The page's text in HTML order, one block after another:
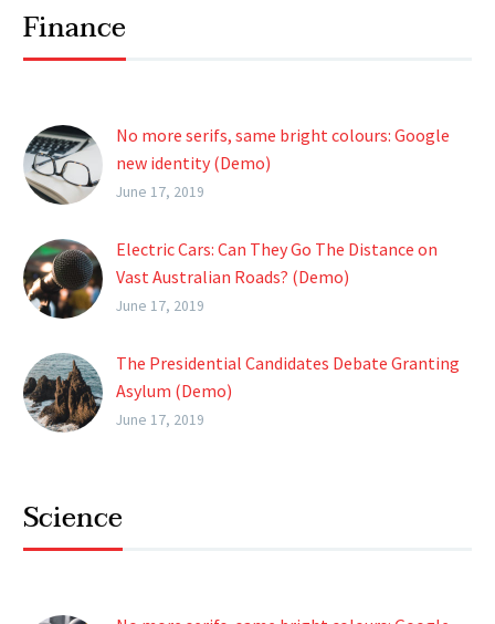
Finance
No more serifs, same bright colours: Google
new identity (Demo)
Lorem ipsum dolor sit ametcon sectetur
labore et dolore.
June 17, 2019
Electric Cars: Can They Go The Distance on
Vast Australian Roads? (Demo)
Lorem ipsum dolor sit ametcon sectetur
labore et dolore.
June 17, 2019
The Presidential Candidates Debate Granting
Asylum (Demo)
Lorem ipsum dolor sit ametcon sectetur
June 17, 2019
Science